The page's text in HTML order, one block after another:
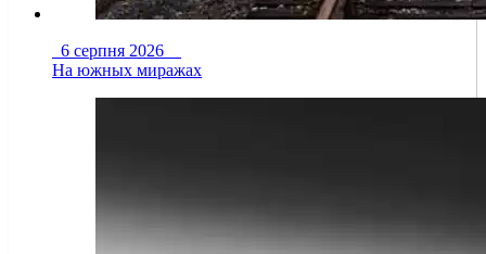
6 серпня 2026
На южных миражах